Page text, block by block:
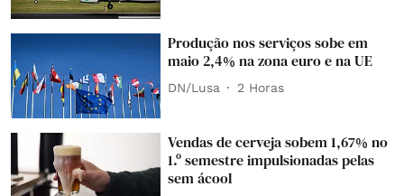
Produção nos serviços sobe em
maio 2,4% na zona euro e na UE
DN/Lusa 2 Horas
Vendas de cerveja sobem 1,67% no
1.º semestre impulsionadas pelas
sem ácool